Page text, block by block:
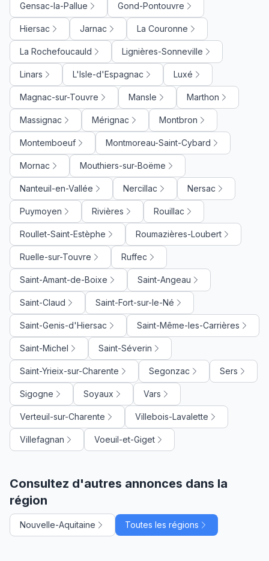
Gensac-la-Pallue Gond-Pontouvre
Hiersac Jarnac La Couronne
La Rochefoucauld Lignières-Sonneville
Linars L'Isle-d'Espagnac Luxé
Magnac-sur-Touvre Mansle Marthon
Massignac Mérignac Montbron
Montemboeuf Montmoreau-Saint-Cybard
Mornac Mouthiers-sur-Boëme
Nanteuil-en-Vallée Nercillac Nersac
Puymoyen Rivières Rouillac
Roullet-Saint-Estèphe Roumazières-Loubert
Ruelle-sur-Touvre Ruffec
Saint-Amant-de-Boixe Saint-Angeau
Saint-Claud Saint-Fort-sur-le-Né
Saint-Genis-d'Hiersac Saint-Même-les-Carrières
Saint-Michel Saint-Séverin
Saint-Yrieix-sur-Charente Segonzac Sers
Sigogne Soyaux Vars
Verteuil-sur-Charente Villebois-Lavalette
Villefagnan Voeuil-et-Giget
Consultez d'autres annonces dans la
région
Nouvelle-Aquitaine Toutes les régions